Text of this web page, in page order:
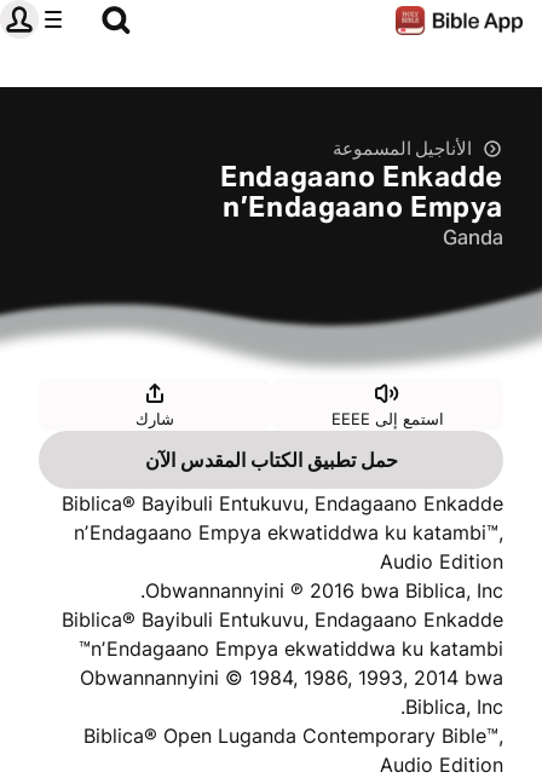
الأناجيل المسموعة
Endagaano Enkadde
n’Endagaano Empya
Ganda
استمع إلى EEEE شارك
حمل تطبيق الكتاب المقدس الآن
Biblica® Bayibuli Entukuvu, Endagaano Enkadde
nʼEndagaano Empya ekwatiddwa ku katambi™,
Audio Edition
Obwannannyini ℗ 2016 bwa Biblica, Inc.
Biblica® Bayibuli Entukuvu, Endagaano Enkadde
nʼEndagaano Empya ekwatiddwa ku katambi™
Obwannannyini © 1984, 1986, 1993, 2014 bwa
Biblica, Inc.
Biblica® Open Luganda Contemporary Bible™,
Audio Edition